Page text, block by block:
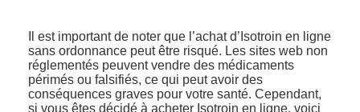
Il est important de noter que l’achat d’Isotroin en ligne
sans ordonnance peut être risqué. Les sites web non
réglementés peuvent vendre des médicaments
périmés ou falsifiés, ce qui peut avoir des
conséquences graves pour votre santé. Cependant,
si vous êtes décidé à acheter Isotroin en ligne, voici